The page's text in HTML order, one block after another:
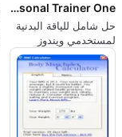
Personal Trainer One
حل شامل للياقة البدنية
لمستخدمي ويندوز